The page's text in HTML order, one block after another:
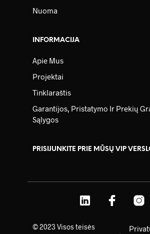
Nuoma
INFORMACIJA
Apie Mus
Projektai
Tinklaraštis
Garantijos, Pristatymo Ir Prekių
Sąlygos
PRISIJUNKITE PRIE MŪSŲ VIP
© 2023 Visos teisės